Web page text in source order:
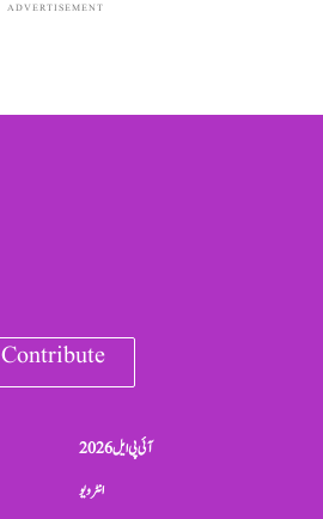
ADVERTISEMENT
Contribute
آئی پی ایل 2026
انٹرویو